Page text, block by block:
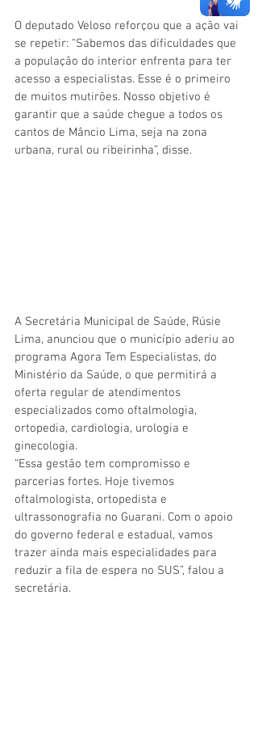
O deputado Veloso reforçou que a ação vai
se repetir: “Sabemos das dificuldades que
a população do interior enfrenta para ter
acesso a especialistas. Esse é o primeiro
de muitos mutirões. Nosso objetivo é
garantir que a saúde chegue a todos os
cantos de Mâncio Lima, seja na zona
urbana, rural ou ribeirinha”, disse.
A Secretária Municipal de Saúde, Rúsie
Lima, anunciou que o município aderiu ao
programa Agora Tem Especialistas, do
Ministério da Saúde, o que permitirá a
oferta regular de atendimentos
especializados como oftalmologia,
ortopedia, cardiologia, urologia e
ginecologia.
“Essa gestão tem compromisso e
parcerias fortes. Hoje tivemos
oftalmologista, ortopedista e
ultrassonografia no Guarani. Com o apoio
do governo federal e estadual, vamos
trazer ainda mais especialidades para
reduzir a fila de espera no SUS”, falou a
secretária.